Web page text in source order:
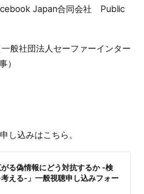
Japan合同会社 Public
般社団法人セーファーインター
）
し込みはこちら。
る偽情報にどう対抗するか -検
える-」一般視聴申し込みフォー